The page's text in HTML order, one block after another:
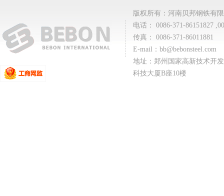
版权所有：河南贝邦钢铁有
电话： 0086-371-86151827
传真： 0086-371-86011881
E-mail： bb@bebonsteel.com
地址：郑州国家高新技术开
科技大厦B座10楼